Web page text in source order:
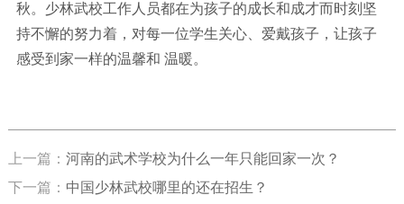
秋。少林武校工作人员都在为孩子的成长和成才而时刻坚
持不懈的努力着，对每一位学生关心、爱戴孩子，让孩子
感受到家一样的温馨和 温暖。
上一篇： 河南的武术学校为什么一年只能回家一次？
下一篇： 中国少林武校哪里的还在招生？